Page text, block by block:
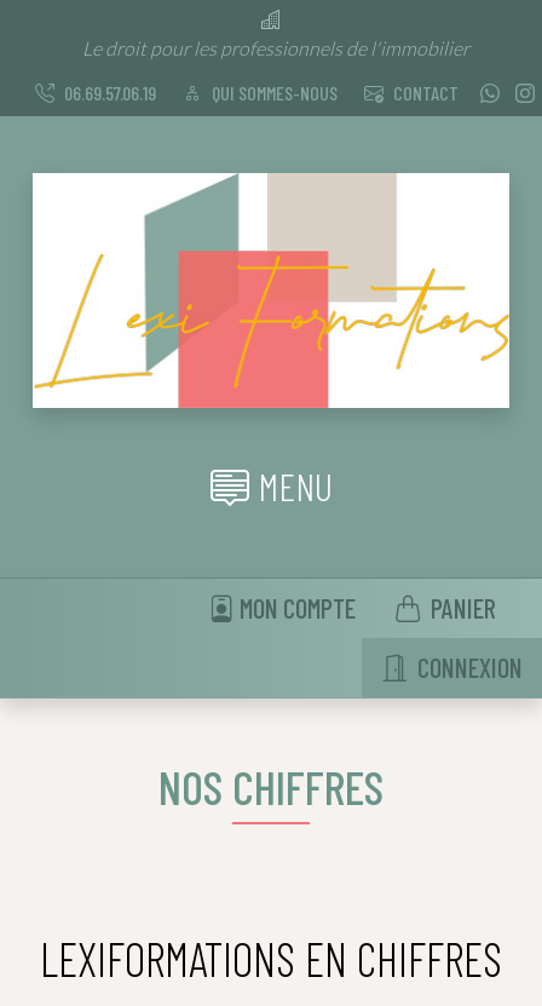
Le droit pour les professionnels de l'immobilier
06.69.57.06.19
QUI SOMMES-NOUS CONTACT
MENU
MON COMPTE
PANIER
CONNEXION
NOS CHIFFRES
LEXIFORMATIONS EN CHIFFRES